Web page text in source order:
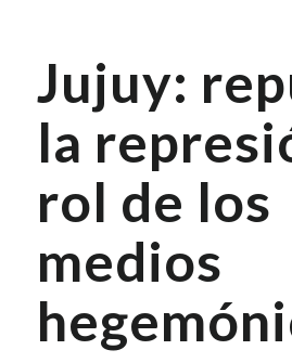
Jujuy:
la
rol de los
medios